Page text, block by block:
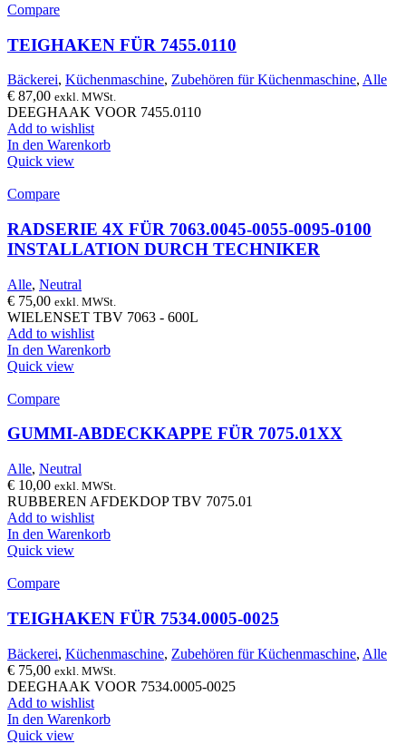
Compare
TEIGHAKEN FÜR 7455.0110
Bäckerei, Küchenmaschine, Zubehören für Küchenmaschine, Alle
€ 87,00 exkl. MWSt.
DEEGHAAK VOOR 7455.0110
Add to wishlist
In den Warenkorb
Quick view
Compare
RADSERIE 4X FÜR 7063.0045-0055-0095-0100
INSTALLATION DURCH TECHNIKER
Alle, Neutral
€ 75,00 exkl. MWSt.
WIELENSET TBV 7063 - 600L
Add to wishlist
In den Warenkorb
Quick view
Compare
GUMMI-ABDECKKAPPE FÜR 7075.01XX
Alle, Neutral
€ 10,00 exkl. MWSt.
RUBBEREN AFDEKDOP TBV 7075.01
Add to wishlist
In den Warenkorb
Quick view
Compare
TEIGHAKEN FÜR 7534.0005-0025
Bäckerei, Küchenmaschine, Zubehören für Küchenmaschine, Alle
€ 75,00 exkl. MWSt.
DEEGHAAK VOOR 7534.0005-0025
Add to wishlist
In den Warenkorb
Quick view